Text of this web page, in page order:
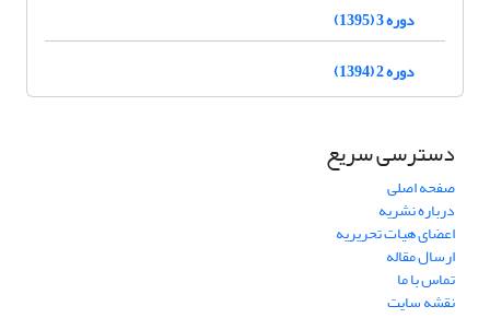
دوره 3 (1395)
دوره 2 (1394)
دسترسی سریع
صفحه اصلی
درباره نشریه
اعضای هیات تحریریه
ارسال مقاله
تماس با ما
نقشه سایت